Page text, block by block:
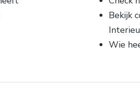
Bekijk
Wie